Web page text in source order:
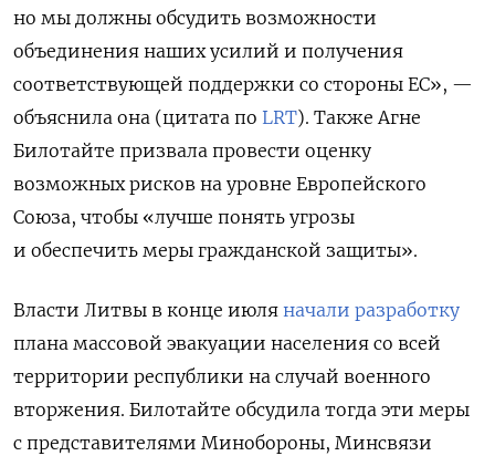
но мы должны обсудить возможности
объединения наших усилий и получения
соответствующей поддержки со стороны ЕС», —
объяснила она (цитата по LRT). ТакжеАгне
Билотайте призвала провести оценку
возможных рисков на уровне Европейского
Союза, чтобы «лучше понять угрозы
и обеспечить меры гражданской защиты».
Власти Литвы в конце июля начали разработку
плана массовой эвакуации населения со всей
территории республики на случай военного
вторжения. Билотайте обсудила тогда эти меры
с представителями Минобороны, Минсвязи